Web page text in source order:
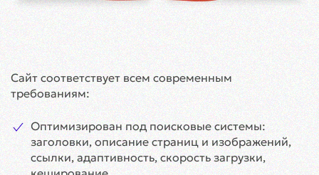
Сайт соответствует всем современным
требованиям:
Оптимизирован под поисковые системы:
заголовки, описание страниц и изображений,
ссылки, адаптивность, скорость загрузки,